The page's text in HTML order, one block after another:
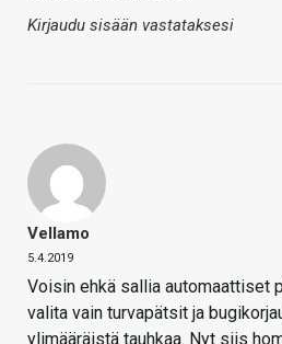
Kirjaudu sisään vastataksesi
Vellamo
5.4.2019
Voisin ehkä sallia automaattiset
valita vain turvapätsit ja
ylimääräistä tauhkaa. Nyt siis